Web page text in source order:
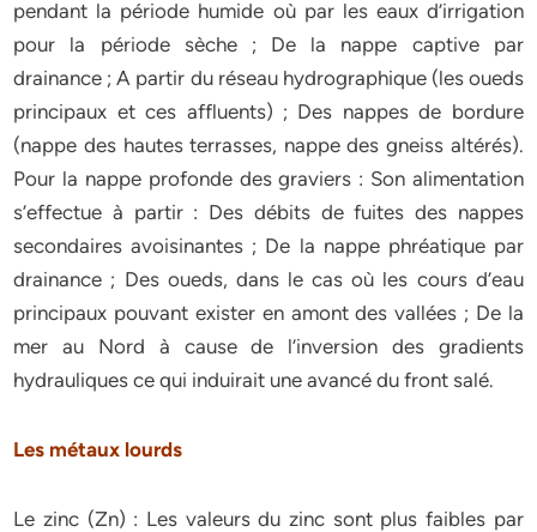
pendant la période humide où par les eaux d’irrigation
pour la période sèche ; De la nappe captive par
drainance ; A partir du réseau hydrographique (les oueds
principaux et ces affluents) ; Des nappes de bordure
(nappe des hautes terrasses, nappe des gneiss altérés).
Pour la nappe profonde des graviers : Son alimentation
s’effectue à partir : Des débits de fuites des nappes
secondaires avoisinantes ; De la nappe phréatique par
drainance ; Des oueds, dans le cas où les cours d’eau
principaux pouvant exister en amont des vallées ; De la
mer au Nord à cause de l’inversion des gradients
hydrauliques ce qui induirait une avancé du front salé.
Les métaux lourds
Le zinc (Zn) : Les valeurs du zinc sont plus faibles par